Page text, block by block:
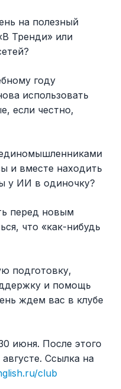
на полезный
Тренди» или
году
использовать
если честно,
и вместе находить
у ИИ в одиночку?
перед новым
что «как-нибудь
подготовку,
и помощь
ждем вас в клубе
июня. После этого
Ссылка на
club